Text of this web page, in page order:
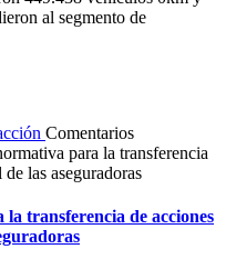
al segmento de
Comentarios
para la transferencia
las aseguradoras
transferencia de acciones